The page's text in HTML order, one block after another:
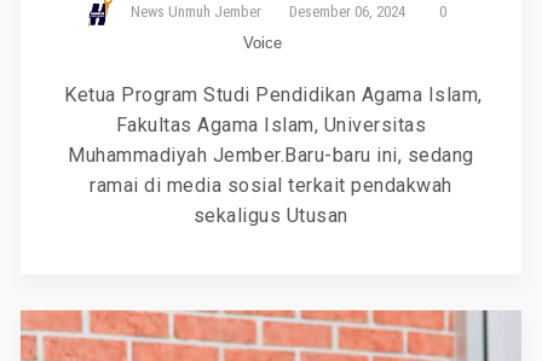
News Unmuh Jember Desember 06, 2024
0
Voice
Ketua Program Studi Pendidikan Agama Islam,
Fakultas Agama Islam, Universitas
Muhammadiyah Jember.Baru-baru ini, sedang
ramai di media sosial terkait pendakwah
sekaligus Utusan